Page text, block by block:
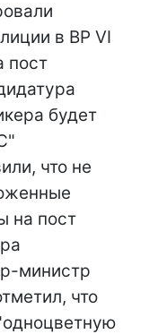
в ВР VI
пост
будет
что не
на пост
министр
что